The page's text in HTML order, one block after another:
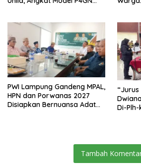
PWI Lampung Gandeng MPAL,
HPN dan Porwanas 2027
Disiapkan Bernuansa Adat
Di-
Tambah